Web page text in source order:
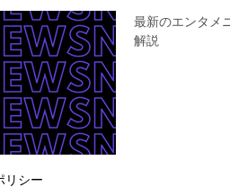
最新のエンタメ
解説
リシー